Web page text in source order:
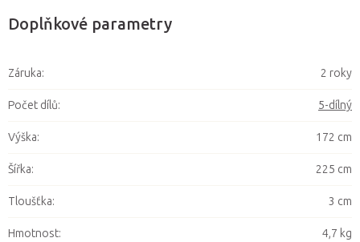
Doplňkové parametry
Záruka: 2 roky
Počet dílů: 5-dílný
Výška: 172 cm
Šířka: 225 cm
Tloušťka: 3 cm
Hmotnost: 4,7 kg